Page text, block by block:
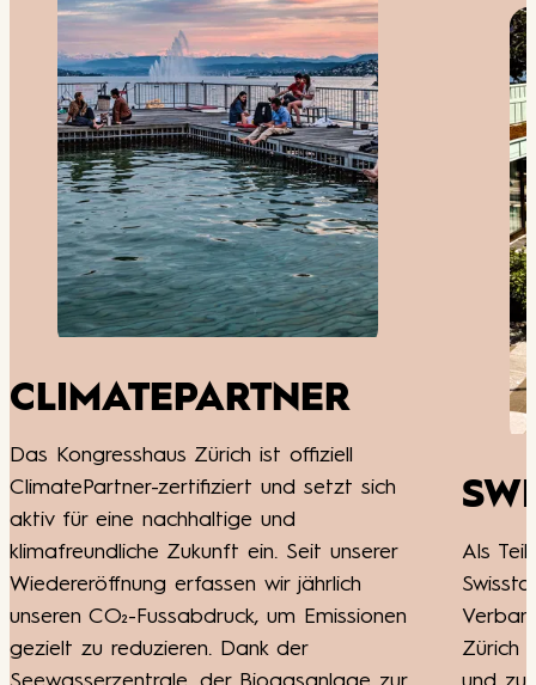
sich
SWISSTAINABLE
Als Teil des Nachhaltigkeitsprogramms
Swisstainable vom Schweizer Tourismus-
Verband engagiert sich das Kongresshaus
Zürich aktiv für eine verantwortungsvolle